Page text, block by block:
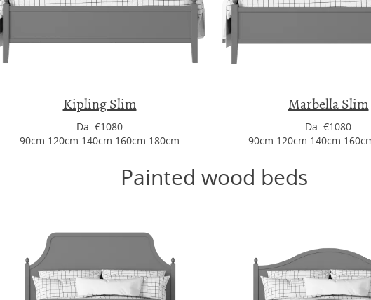
Kipling Slim
Da €1080
90cm 120cm 140cm 160cm 180cm
Marbella Slim
Da €1080
90cm 120cm 140cm
Painted wood beds